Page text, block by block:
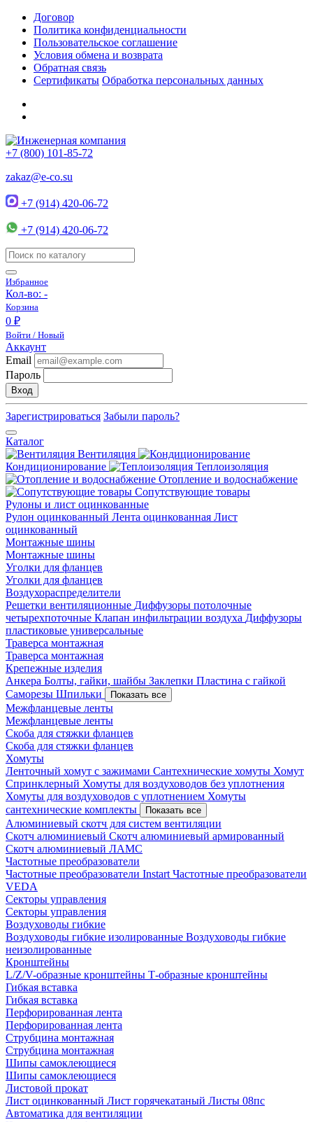
Договор
Политика конфиденциальности
Пользовательское соглашение
Условия обмена и возврата
Обратная связь
Сертификаты Обработка персональных данных
+7 (800) 101-85-72
zakaz@e-co.su
+7 (914) 420-06-72
+7 (914) 420-06-72
Избранное
Кол-во: -
Корзина
0 ₽
Войти / Новый
Аккаунт
Email
Пароль
Вход
Зарегистрироваться Забыли пароль?
Каталог
Вентиляция
Кондиционирование
Теплоизоляция
Отопление и водоснабжение
Сопутствующие товары
Рулоны и лист оцинкованные
Рулон оцинкованный Лента оцинкованная Лист
оцинкованный
Монтажные шины
Монтажные шины
Уголки для фланцев
Уголки для фланцев
Воздухораспределители
Решетки вентиляционные Диффузоры потолочные
четырехпоточные Клапан инфильтрации воздуха Диффузоры
пластиковые универсальные
Траверса монтажная
Траверса монтажная
Крепежные изделия
Анкера Болты, гайки, шайбы Заклепки Пластина с гайкой
Саморезы Шпильки Показать все
Межфланцевые ленты
Межфланцевые ленты
Скоба для стяжки фланцев
Скоба для стяжки фланцев
Хомуты
Ленточный хомут с зажимами Сантехнические хомуты Хомут
Спринклерный Хомуты для воздуховодов без уплотнения
Хомуты для воздуховодов с уплотнением Хомуты
сантехнические комплекты
Показать все
Алюминиевый скотч для систем вентиляции
Скотч алюминиевый Скотч алюминиевый армированный
Скотч алюминиевый ЛАМС
Частотные преобразователи
Частотные преобразователи Instart Частотные преобразователи
VEDA
Секторы управления
Секторы управления
Воздуховоды гибкие
Воздуховоды гибкие изолированные Воздуховоды гибкие
неизолированные
Кронштейны
L/Z/V-образные кронштейны Т-образные кронштейны
Гибкая вставка
Гибкая вставка
Перфорированная лента
Перфорированная лента
Струбцина монтажная
Струбцина монтажная
Шипы самоклеющиеся
Шипы самоклеющиеся
Листовой прокат
Лист оцинкованный Лист горячекатаный Листы 08пс
Автоматика для вентиляции